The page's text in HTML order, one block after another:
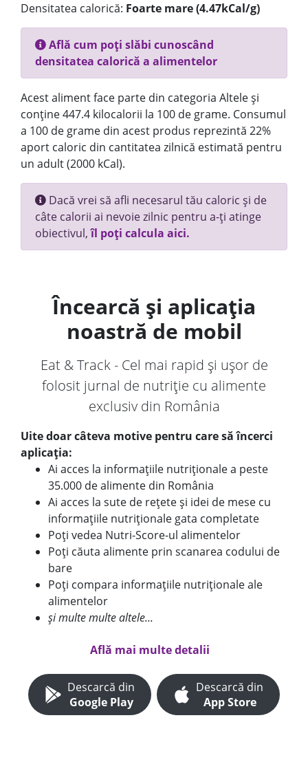
Densitatea calorică: Foarte mare (4.47kCal/g)
Află cum poți slăbi cunoscând
densitatea calorică a alimentelor
Acest aliment face parte din categoria Altele și
conține 447.4 kilocalorii la 100 de grame. Consumul
a 100 de grame din acest produs reprezintă 22%
aport caloric din cantitatea zilnică estimată pentru
un adult (2000 kCal).
Dacă vrei să afli necesarul tău caloric și de
câte calorii ai nevoie zilnic pentru a-ți atinge
obiectivul,îl poți calcula aici.
Încearcă și aplicația
noastră de mobil
Eat & Track - Cel mai rapid și ușor de
folosit jurnal de nutriție cu alimente
exclusiv din România
Uite doar câteva motive pentru care să încerci
aplicația:
Ai acces la informațiile nutriționale a peste
35.000 de alimente din România
Ai acces la sute de rețete și idei de mese cu
informațiile nutriționale gata completate
Poți vedea Nutri-Score-ul alimentelor
Poți căuta alimente prin scanarea codului de
bare
Poți compara informațiile nutriționale ale
alimentelor
și multe multe altele...
Află mai multe detalii
Descarcă din
Google Play
Descarcă din
App Store